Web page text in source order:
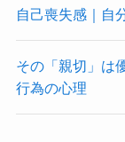
自己喪失感｜自
その「親切」は
行為の心理